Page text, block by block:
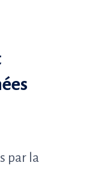
par la